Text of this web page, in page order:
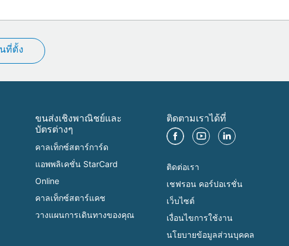
ที่ตั้ง
ขนส่งเชิงพาณิชย์และ
บัตรต่างๆ
คาลเท็กซ์สตาร์การ์ด
แอพพลิเคชั่น StarCard
Online
คาลเท็กซ์สตาร์แคช
วางแผนการเดินทางของคุณ
ติดตามเราได้ที่
ติดต่อเรา
เชฟรอน คอร์ปอเรชั่น
เว็บไซต์
เงื่อนไขการใช้งาน
นโยบายข้อมูลส่วนบุคคล